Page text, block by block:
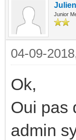
Julien
Junior
04-09-
Ok,
Oui pas
admin